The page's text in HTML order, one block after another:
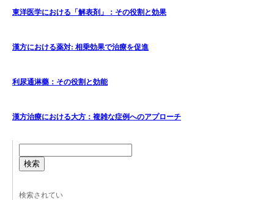
東洋医学における「解表剤」：その役割と効果
漢方における薬対: 相乗効果で治療を促進
利尿通淋藥：その役割と効能
漢方治療における大方：複雑な症例へのアプローチ
検索
検索されてい